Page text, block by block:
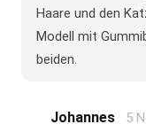
Haare und den
Modell mit
beiden.
Johannes 5